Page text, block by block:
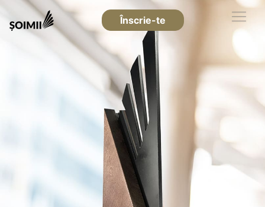
Înscrie-te